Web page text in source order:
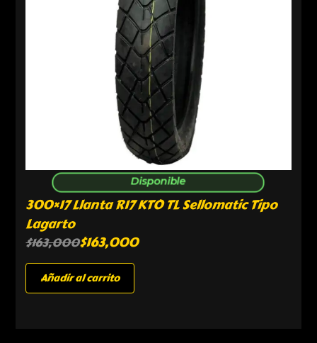
Disponible
300×17 Llanta R17 KTO TL Sellomatic Tipo
Lagarto
$163,000$163,000
Añadir al carrito